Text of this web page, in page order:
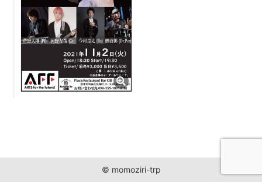
© momoziri-trp